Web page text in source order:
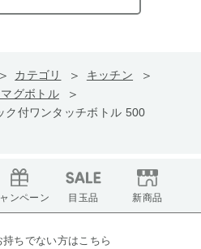
カテゴリ
キッチン
グボトル
ク付ワンタッチボトル 500
ンペーン 目玉品 新商品
持ちでない方はこちら